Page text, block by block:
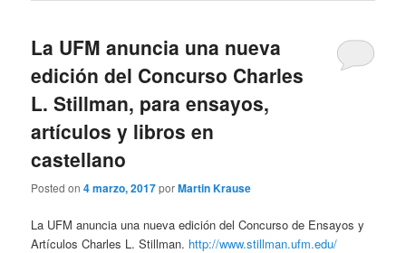
La UFM anuncia una nueva
edición del Concurso Charles
L. Stillman, para ensayos,
artículos y libros en
castellano
Posted on4 marzo, 2017porMartin Krause
La UFM anuncia una nueva edición del Concurso de Ensayos y
Artículos Charles L. Stillman. http://www.stillman.ufm.edu/